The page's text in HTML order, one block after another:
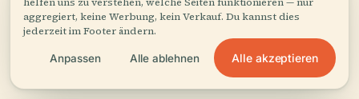
offline verfügbar.
App herunterladen
aggregiert, keine Werbung, kein Verkauf. Du kannst dies
jederzeit im Footer ändern.
Anpassen Alle ablehnen Alle akzeptieren